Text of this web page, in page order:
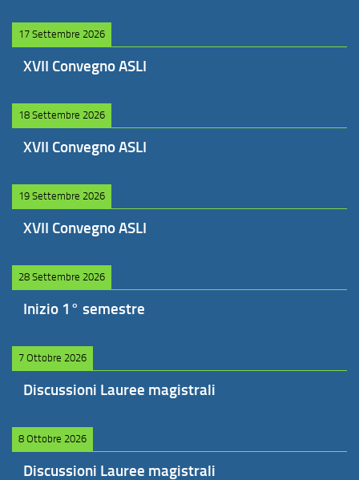
17 Settembre 2026
XVII Convegno ASLI
18 Settembre 2026
XVII Convegno ASLI
19 Settembre 2026
XVII Convegno ASLI
28 Settembre 2026
Inizio 1° semestre
7 Ottobre 2026
Discussioni Lauree magistrali
8 Ottobre 2026
Discussioni Lauree magistrali